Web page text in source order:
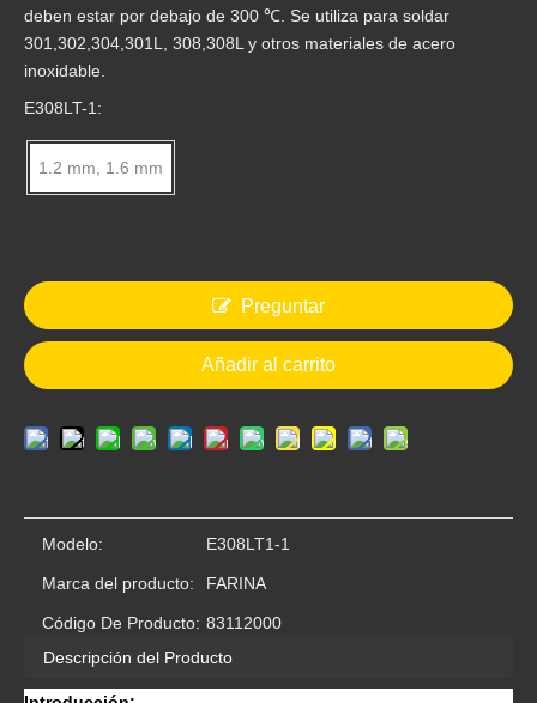
la fábrica de China flujo de acero inoxidable E316LT1-1 alambre con núcleo
deben estar por debajo de 300 ℃. Se utiliza para soldar
301,302,304,301L, 308,308L y otros materiales de acero
inoxidable.
E308LT-1:
1.2 mm, 1.6 mm
Preguntar
Añadir al carrito
Modelo: E308LT1-1
Marca del producto: FARINA
Código De Producto: 83112000
Descripción del Producto